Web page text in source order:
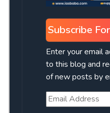
Subscribe
Enter your email
to this blog and
of new posts by